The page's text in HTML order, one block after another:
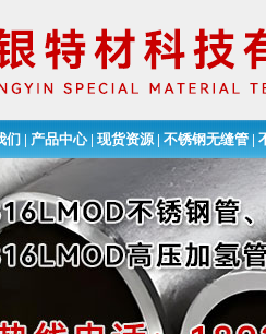
们 | 产品中心| 现货资源| 不锈钢无缝管 |